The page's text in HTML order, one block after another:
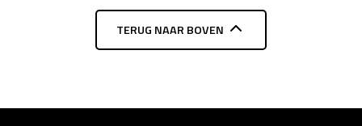
TERUG NAAR BOVEN